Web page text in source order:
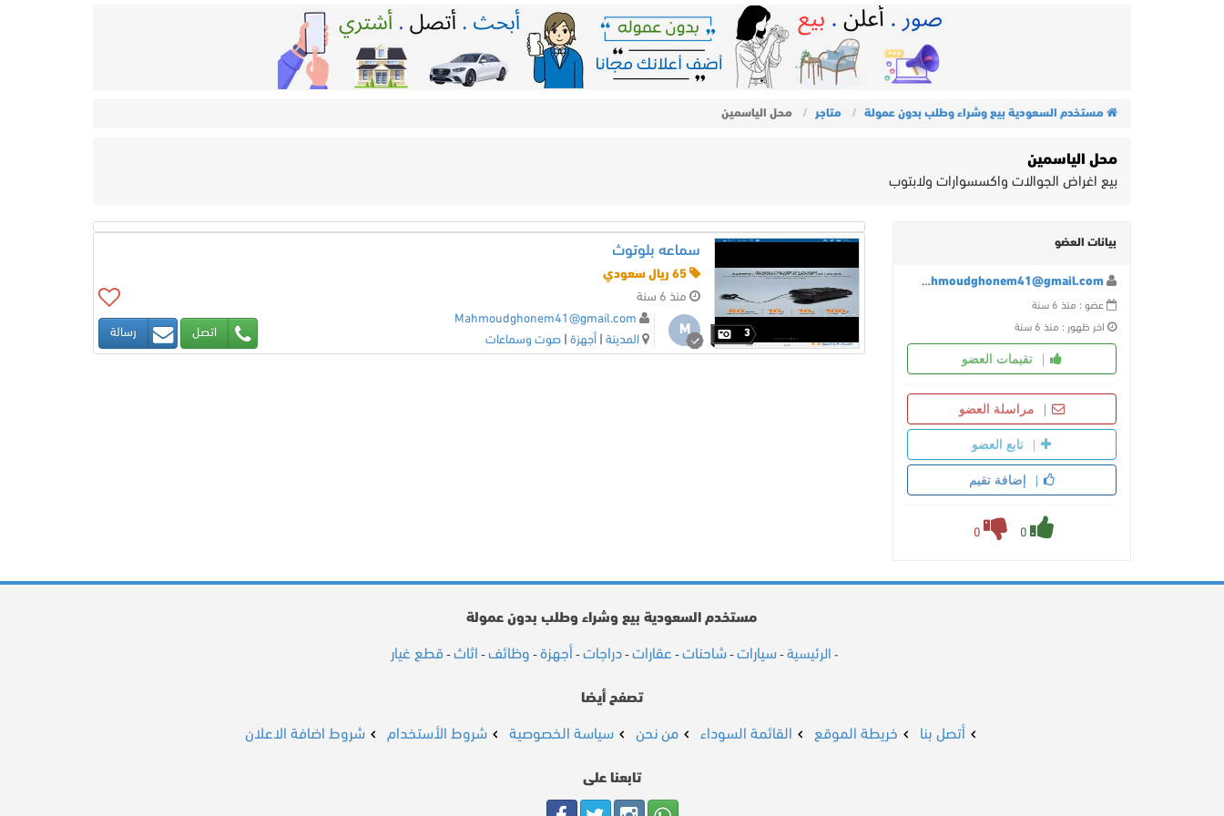
مستخدم السعودية بيع وشراء وطلب بدون عمولة متاجر محل الياسمين
محل الياسمين
بيع اغراض الجوالات واكسسوارات ولابتوب
بيانات العضو
Mahmoudghonem41@gmail.com
عضو : منذ 6 سنة
اخر ظهور : منذ 6 سنة
تقيمات العضو
مراسلة العضو
تابع العضو
إضافة تقيم
0
0
3
سماعه بلوتوث
65 ريال سعودي
منذ 6 سنة
M
Mahmoudghonem41@gmail.com
المدينة| أجهزة| صوت وسماعات
اتصل رسالة
مستخدم السعودية بيع وشراء وطلب بدون عمولة
- الرئيسية -سيارات -شاحنات - عقارات -دراجات - أجهزة - وظائف - اثاث -قطع غيار
تصفح أيضا
أتصل بنا خريطة الموقع القائمة السوداء من نحن سياسة الخصوصية شروط الأستخدام شروط اضافة الاعلان
تابعنا على